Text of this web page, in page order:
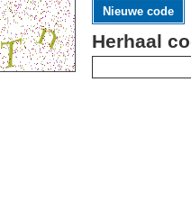
Nieuwe code
Herhaal